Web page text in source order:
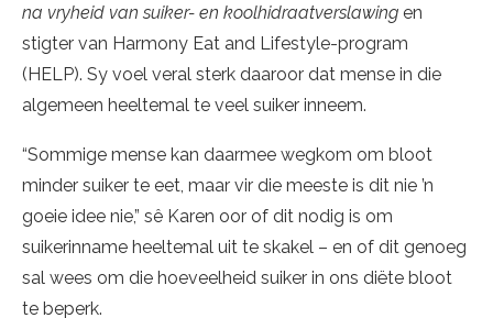
na vryheid van suiker- en koolhidraatverslawing en
stigter van Harmony Eat and Lifestyle-program
(HELP). Sy voel veral sterk daaroor dat mense in die
algemeen heeltemal te veel suiker inneem.
“Sommige mense kan daarmee wegkom om bloot
minder suiker te eet, maar vir die meeste is dit nie ’n
goeie idee nie,” sê Karen oor of dit nodig is om
suikerinname heeltemal uit te skakel – en of dit genoeg
sal wees om die hoeveelheid suiker in ons diëte bloot
te beperk.